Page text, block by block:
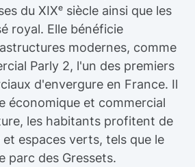
du XIXᵉ siècle ainsi que les
royal. Elle bénéficie
modernes, comme
Parly 2, l'un des premiers
d'envergure en France. Il
économique et commercial
les habitants profitent de
espaces verts, tels que le
parc des Gressets.